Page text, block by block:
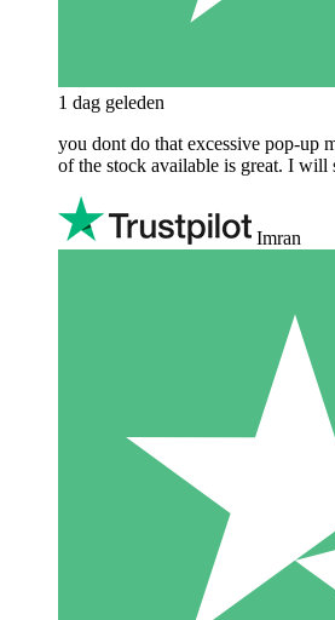
1 dag geleden
you dont do that excessive pop-up
of the stock available is great. I will
Imran